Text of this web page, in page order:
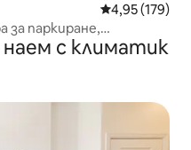
Средна
4,95 (179)
паркиране,
с климатик